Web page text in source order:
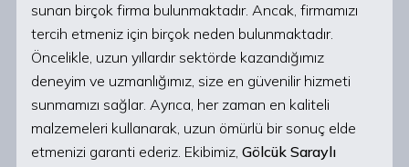
sunan birçok firma bulunmaktadır. Ancak, firmamızı
tercih etmeniz için birçok neden bulunmaktadır.
Öncelikle, uzun yıllardır sektörde kazandığımız
deneyim ve uzmanlığımız, size en güvenilir hizmeti
sunmamızı sağlar. Ayrıca, her zaman en kaliteli
malzemeleri kullanarak, uzun ömürlü bir sonuç elde
etmenizi garanti ederiz. Ekibimiz, Gölcük Saraylı